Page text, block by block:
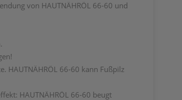
von HAUTNÄHRÖL 66-60 und
HAUTNÄHRÖL 66-60 kann Fußpilz
HAUTNÄHRÖL 66-60 beugt